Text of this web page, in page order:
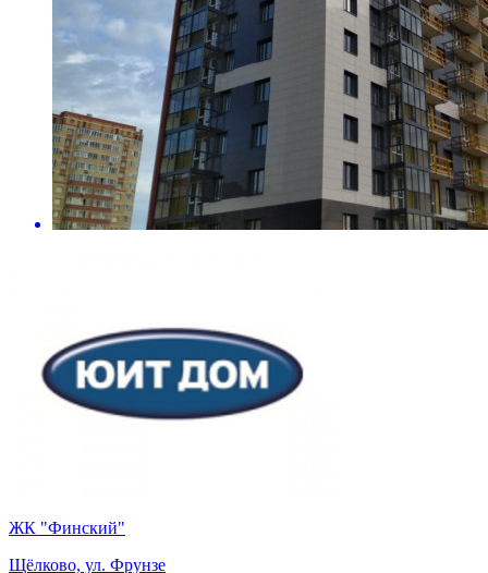
ЖК "Финский"
Щёлково, ул. Фрунзе